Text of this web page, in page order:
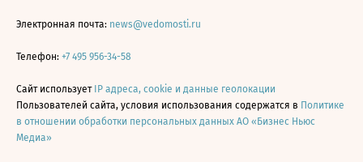
Электронная почта: news@vedomosti.ru
Телефон: +7 495 956-34-58
Сайт использует IP адреса, cookie и данные геолокации
Пользователей сайта, условия использования содержатся в Политике
в отношении обработки персональных данных АО «Бизнес Ньюс
Медиа»